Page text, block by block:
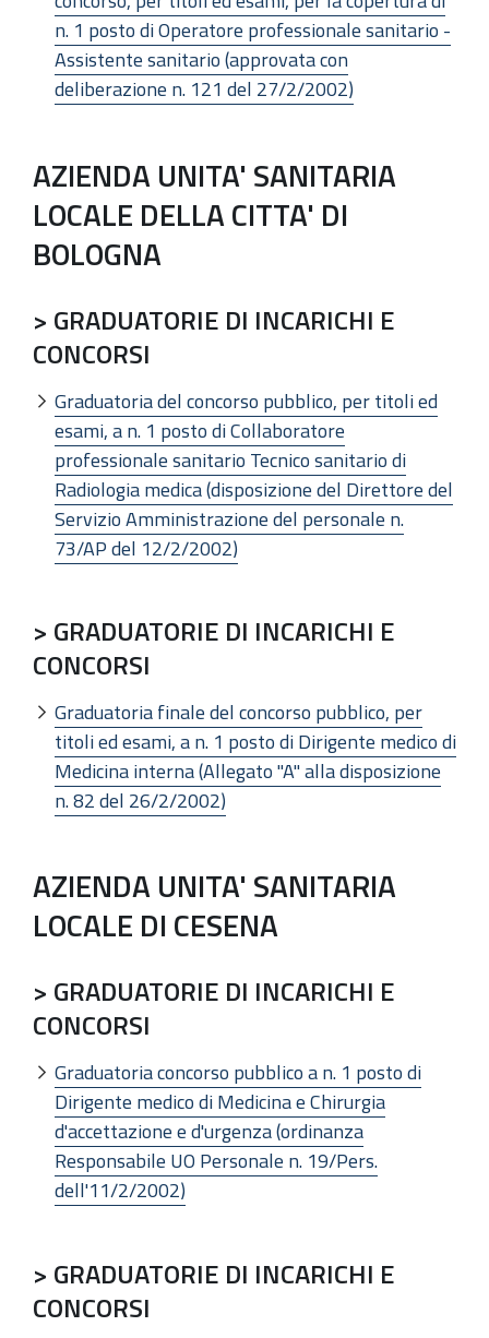
n. 1 posto di Operatore professionale sanitario -
Assistente sanitario (approvata con
deliberazione n. 121 del 27/2/2002)
AZIENDA UNITA' SANITARIA
LOCALE DELLA CITTA' DI
BOLOGNA
> GRADUATORIE DI INCARICHI E
CONCORSI
Graduatoria del concorso pubblico, per titoli ed
esami, a n. 1 posto di Collaboratore
professionale sanitario Tecnico sanitario di
Radiologia medica (disposizione del Direttore del
Servizio Amministrazione del personale n.
73/AP del 12/2/2002)
> GRADUATORIE DI INCARICHI E
CONCORSI
Graduatoria finale del concorso pubblico, per
titoli ed esami, a n. 1 posto di Dirigente medico di
Medicina interna (Allegato "A" alla disposizione
n. 82 del 26/2/2002)
AZIENDA UNITA' SANITARIA
LOCALE DI CESENA
> GRADUATORIE DI INCARICHI E
CONCORSI
Graduatoria concorso pubblico a n. 1 posto di
Dirigente medico di Medicina e Chirurgia
d'accettazione e d'urgenza (ordinanza
Responsabile UO Personale n. 19/Pers.
dell'11/2/2002)
> GRADUATORIE DI INCARICHI E
CONCORSI